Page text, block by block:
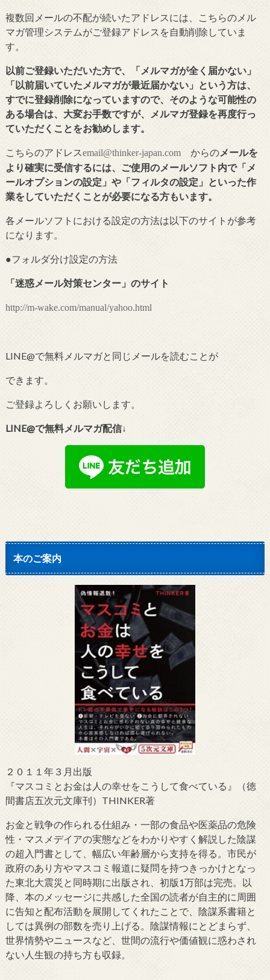
複数回メールの不配が続いたアドレスには、こちらのメル
マガ管理システムがご登録アドレスを自動削除していま
す。
以前ご登録いただいた方で、「メルマガが全く届かない」
「以前届いていたメルマガが最近届かない」という方は、
すでに登録削除になっていますので、そのような可能性の
ある場合は、大変お手数ですが、メルマガ登録を再度行っ
ていただくことをお勧めします。
こちらのアドレスemail@thinker-japan.com からのメールを
より確実に受信するには、ご使用のメールソフト内で「メ
ールオプションの設定」や「フィルタの設定」といった作
業をしていただくことが必要になる方もいます。
各メールソフトにおける設定の方法は以下のサイトが参考
になります。
●フォルダ分け設定の方法
「迷惑メール対策センター」のサイト
http://m-wake.com/manual/yahoo.html
LINE@で無料メルマガと同じメールを読むことが
できます。
ご登録よろしくお願いします。
LINE@で無料メルマガ配信↓
本のご案内
２０１１年３月出版
『マスコミとお金は人の幸せをこうして食べている』（徳
間書店五次元文庫刊）THINKER著
お金と戦争の作られる仕組み・一部の食品や医薬品の危険
性・マスメデイアの実態などをわかりやすく解説した陰謀
の超入門書として、幅広い年齢層から支持を得る。市民が
政府のあり方やマスコミ報道に疑問を持つきっかけとなっ
た東北大震災と同時期に出版され、初版1万部は完売。以
降、本のメッセージに共感した全国の読者が自主的に周囲
に告知と配布活動を展開してくれたことで、陰謀系書籍と
しては異例の部数を売り上げる。陰謀情報にとどまらず、
世界情勢やニュースなど、世間の流行や価値観に惑わされ
ない人生観の持ち方も収録。